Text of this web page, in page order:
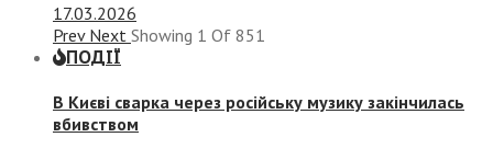
17.03.2026
Prev Next Showing 1 Of 851
ПОДІЇ
В Києві сварка через російську музику закінчилась
вбивством